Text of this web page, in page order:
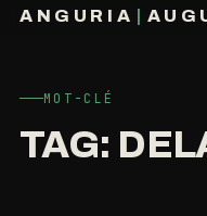
ANGURIA
MOT-CLÉ
TAG:
PINCEAUX
PUCELLE
24
OCTOBRE
2
MIN